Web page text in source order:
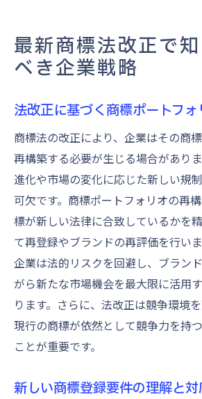
最新商標法改正で
べき企業戦略
法改正に基づく商標ポートフ
商標法の改正により、企業はその商
再構築する必要が生じる場合があり
進化や市場の変化に応じた新しい規
可欠です。商標ポートフォリオの再
標が新しい法律に合致しているかを
て再登録やブランドの再評価を行いま
企業は法的リスクを回避し、ブラン
がら新たな市場機会を最大限に活用
ります。さらに、法改正は競争環境
現行の商標が依然として競争力を持
ことが重要です。
新しい商標登録要件の理解と対